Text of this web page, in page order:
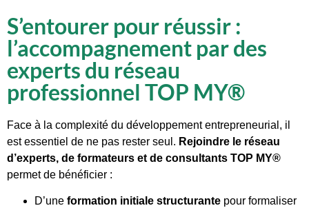
S’entourer pour réussir :
l’accompagnement par des
experts du réseau
professionnel TOP MY®
Face à la complexité du développement entrepreneurial, il
est essentiel de ne pas rester seul. Rejoindre le réseau
d’experts, de formateurs et de consultants TOP MY®
permet de bénéficier :
D’une formation initiale structurante pour formaliser